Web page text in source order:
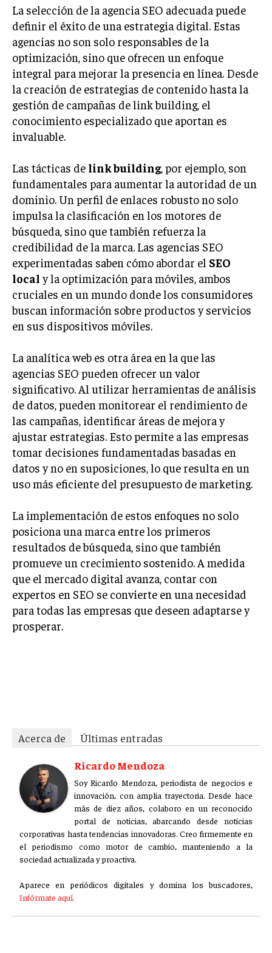
EXPANSIÓN GLOBAL
IMPORTACIÓN Y EXPORTACIÓN
ALIANZAS ESTRATÉGICAS
TECNOLOGIA
SOSTENIBILIDAD Y MEDIO AMBIENTE
GESTIÓN DE LA INNOVACIÓN TECNOLÓGICA
ANALÍTICA EMPRESARIAL Y BUSINESS
INTELLIGENCE
CIBERSEGURIDAD EMPRESARIAL
ESTRATEGIA
EMPRESAS FAMILIARES Y SUCESIÓN
NEGOCIACIÓN Y RESOLUCIÓN DE CONFLICTOS
DERECHO EMPRESARIAL Y REGULACIONES
GOBIERNO CORPORATIVO
NEGOCIOS
ESTRATEGIAS DE NEGOCIOS
MARKETING B2B
MARKETING B2C
FRANQUICIAS
E-COMMERCE
E-COMMERCE Y COMERCIO ELECTRÓNICO
ESTRATEGIAS DE PRICING Y GESTIÓN DE
PRECIOS
GESTIÓN DE CRISIS EMPRESARIALES
EMPRESAS Y STARTUPS TECNOLÓGICAS
LOGÍSTICA EMPRESARIAL
CALIDAD Y MEJORA CONTINUA
TALENTOS
RECURSOS HUMANOS Y GESTIÓN DEL
TALENTO
COMPENSACIÓN Y BENEFICIOS
DESARROLLO DE PERSONAL
GESTIÓN DEL DESEMPEÑO
La selección de la agencia SEO adecuada puede
definir el éxito de una estrategia digital. Estas
agencias no son solo responsables de la
optimización, sino que ofrecen un enfoque
integral para mejorar la presencia en línea. Desde
la creación de estrategias de contenido hasta la
gestión de campañas de link building, el
conocimiento especializado que aportan es
invaluable.
Las tácticas de link building, por ejemplo, son
fundamentales para aumentar la autoridad de un
dominio. Un perfil de enlaces robusto no solo
impulsa la clasificación en los motores de
búsqueda, sino que también refuerza la
credibilidad de la marca. Las agencias SEO
experimentadas saben cómo abordar el SEO
local y la optimización para móviles, ambos
cruciales en un mundo donde los consumidores
buscan información sobre productos y servicios
en sus dispositivos móviles.
La analítica web es otra área en la que las
agencias SEO pueden ofrecer un valor
significativo. Al utilizar herramientas de análisis
de datos, pueden monitorear el rendimiento de
las campañas, identificar áreas de mejora y
ajustar estrategias. Esto permite a las empresas
tomar decisiones fundamentadas basadas en
datos y no en suposiciones, lo que resulta en un
uso más eficiente del presupuesto de marketing.
La implementación de estos enfoques no solo
posiciona una marca entre los primeros
resultados de búsqueda, sino que también
promueve un crecimiento sostenido. A medida
que el mercado digital avanza, contar con
expertos en SEO se convierte en una necesidad
para todas las empresas que deseen adaptarse y
prosperar.
Acerca de
Últimas entradas
Ricardo Mendoza
Soy Ricardo Mendoza, periodista de negocios e
innovación, con amplia trayectoria. Desde hace
más de diez años, colaboro en un reconocido
portal de noticias, abarcando desde noticias
corporativas hasta tendencias innovadoras. Creo firmemente en
el periodismo como motor de cambio, manteniendo a la
sociedad actualizada y proactiva.
Aparece en periódicos digitales y domina los buscadores,
Infórmate aquí.